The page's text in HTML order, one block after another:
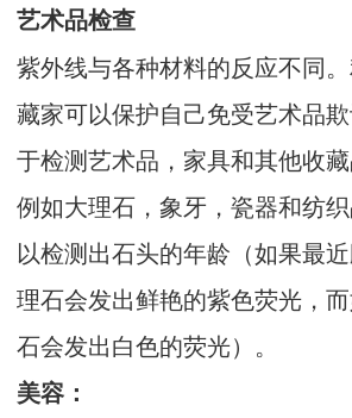
艺术品检查
紫外线与各种材料的反应不同
藏家可以保护自己免受艺术品
于检测艺术品，家具和其他收
例如大理石，象牙，瓷器和纺
以检测出石头的年龄（如果最
理石会发出鲜艳的紫色荧光，
石会发出白色的荧光）。
美容：